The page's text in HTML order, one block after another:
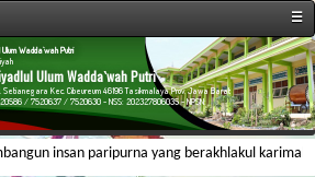
☰
Wadda`wah Putri
Ulum Wadda`wah Putri
Setianegara Kec. Cibeureum 46196 Tasikmalaya Prov. Jawa Barat
/ 7520637 / 7520630 - NSS: 202327806035 - NPSN:
insan paripurna yang berakhlakul karimah,